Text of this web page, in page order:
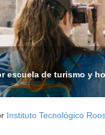
escuela de turismo y
Instituto Tecnológico